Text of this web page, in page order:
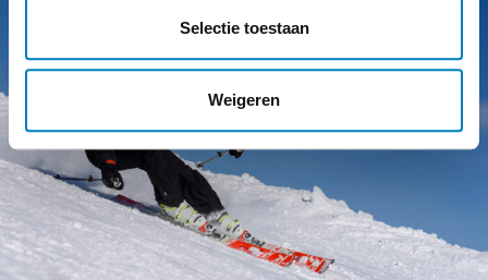
Selectie toestaan
Weigeren